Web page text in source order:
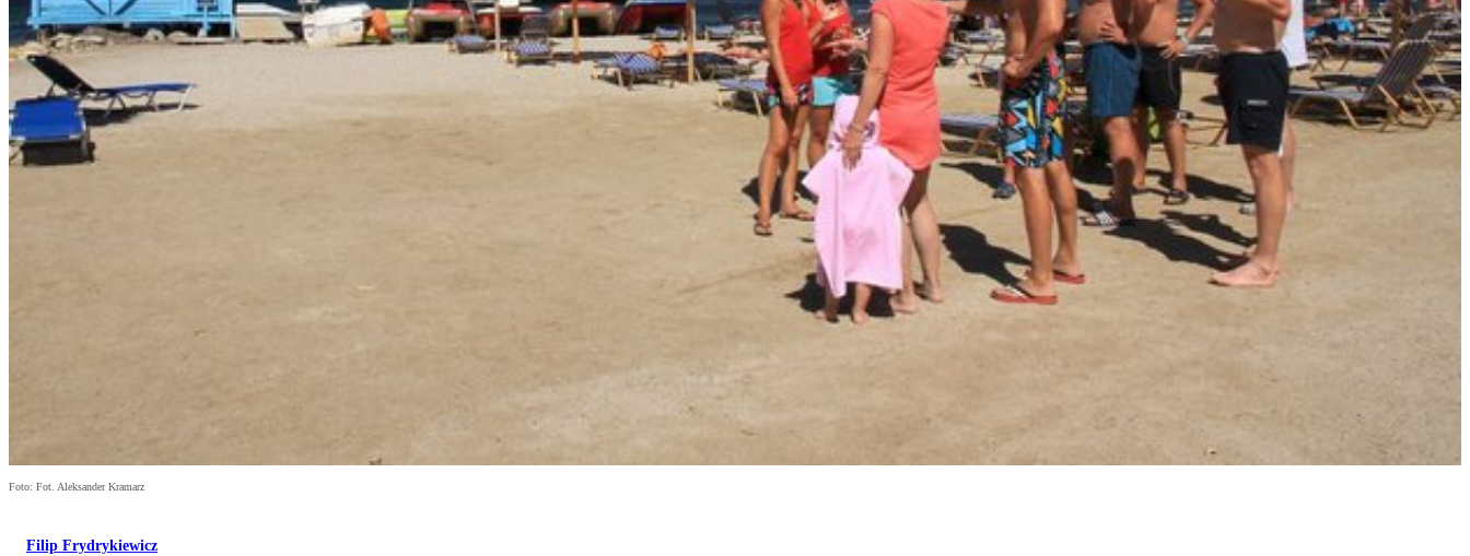
Foto: Fot. Aleksander Kramarz
Filip Frydrykiewicz